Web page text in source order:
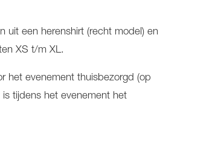
uit een herenshirt (recht model) en
XS t/m XL.
het evenement thuisbezorgd (op
tijdens het evenement het